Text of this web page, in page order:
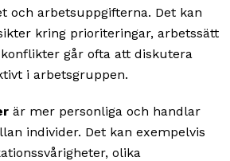
och arbetsuppgifterna. Det kan
kring prioriteringar, arbetssätt
går ofta att diskutera
i arbetsgruppen.
är mer personliga och handlar
individer. Det kan exempelvis
olika